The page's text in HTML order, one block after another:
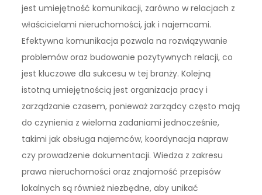
jest umiejętność komunikacji, zarówno w relacjach z
właścicielami nieruchomości, jak i najemcami.
Efektywna komunikacja pozwala na rozwiązywanie
problemów oraz budowanie pozytywnych relacji, co
jest kluczowe dla sukcesu w tej branży. Kolejną
istotną umiejętnością jest organizacja pracy i
zarządzanie czasem, ponieważ zarządcy często mają
do czynienia z wieloma zadaniami jednocześnie,
takimi jak obsługa najemców, koordynacja napraw
czy prowadzenie dokumentacji. Wiedza z zakresu
prawa nieruchomości oraz znajomość przepisów
lokalnych są również niezbędne, aby unikać